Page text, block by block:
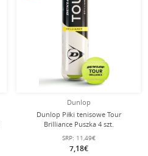
Dunlop
Dunlop Piłki tenisowe Tour
Brilliance Puszka 4 szt.
SRP: 11,49€
7,18€